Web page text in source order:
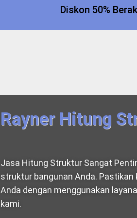
Diskon 50%
Rayner Hitung
Jasa Hitung Struktur Sangat
struktur bangunan Anda.
Anda dengan menggunakan
kami.